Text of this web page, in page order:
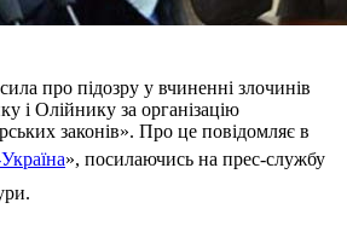
про підозру у вчиненні злочинів
і Олійнику за організацію
законів». Про це повідомляє в
», посилаючись на прес-службу